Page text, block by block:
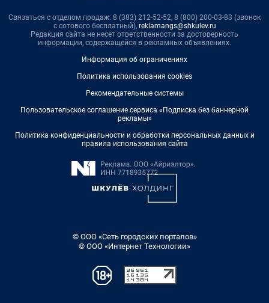
Связаться с отделом продаж: 8 (383) 212-52-52, 8 (800) 200-03-83 (звонок
с сотового бесплатный), reklamangs@shkulev.ru
Редакция сайта не несет ответственности за достоверность
информации, содержащейся в рекламных объявлениях.
Информация об ограничениях
Политика использования cookies
Рекомендательные системы
Пользовательское соглашение сервиса «Подписка без баннерной
рекламы»
Политика конфиденциальности и обработки персональных данных и
правила использования сайта
© ООО «Сеть городских порталов»
© ООО «Интернет Технологии»